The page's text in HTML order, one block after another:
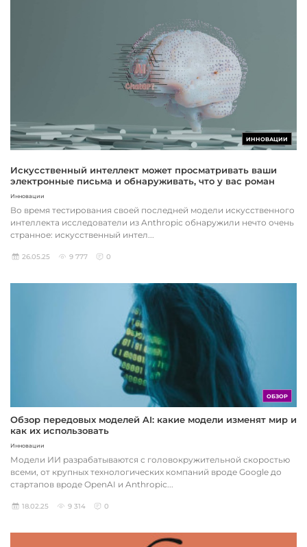
ИННОВАЦИИ
Искусственный интеллект может просматривать ваши
электронные письма и обнаруживать, что у вас роман
Инновации
Во время тестирования своей последней модели искусственного
интеллекта исследователи из Anthropic обнаружили нечто очень
странное: искусственный интел...
26.05.25 9 777 0
ОБЗОР
Обзор передовых моделей AI: какие модели изменят мир и
как их использовать
Инновации
Модели ИИ разрабатываются с головокружительной скоростью
всеми, от крупных технологических компаний вроде Google до
стартапов вроде OpenAI и Anthropic...
18.02.25 9 314 0